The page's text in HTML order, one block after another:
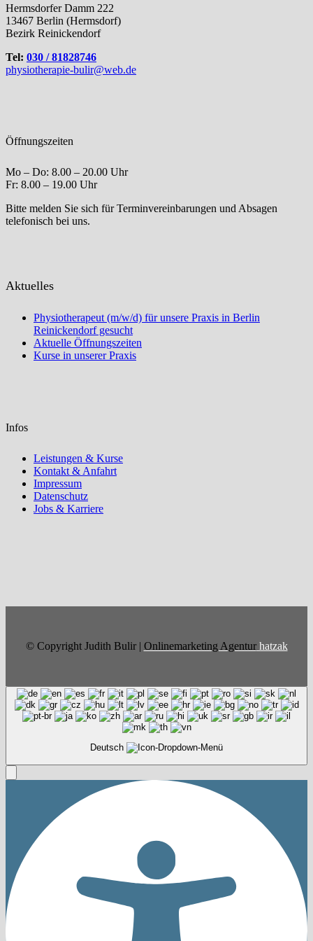
Hermsdorfer Damm 222
13467 Berlin (Hermsdorf)
Bezirk Reinickendorf
Tel: 030 / 81828746
physiotherapie-bulir@web.de
Öffnungszeiten
Mo – Do: 8.00 – 20.00 Uhr
Fr: 8.00 – 19.00 Uhr
Bitte melden Sie sich für Terminvereinbarungen und Absagen
telefonisch bei uns.
Aktuelles
Physiotherapeut (m/w/d) für unsere Praxis in Berlin
Reinickendorf gesucht
Aktuelle Öffnungszeiten
Kurse in unserer Praxis
Infos
Leistungen & Kurse
Kontakt & Anfahrt
Impressum
Datenschutz
Jobs & Karriere
© Copyright Judith Bulir | Onlinemarketing Agenturhatzak
Deutsch